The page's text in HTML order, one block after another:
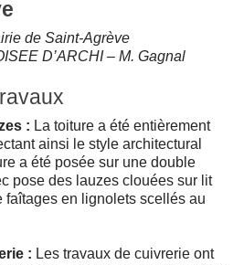
de Saint-Agrève
D’ARCHI – M. Gagnal
: La toiture a été entièrement
ainsi le style architectural
a été posée sur une double
pose des lauzes clouées sur lit
faîtages en lignolets scellés au
: Les travaux de cuivrerie ont